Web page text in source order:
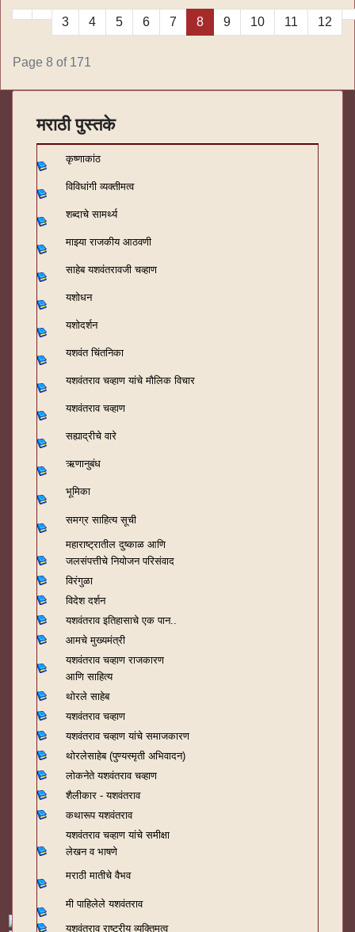
3 4 5 6 7 8 9 10 11 12
Page 8 of 171
मराठी पुस्तके
कृष्णाकांठ
विविधांगी व्यक्तीमत्व
शब्दाचे सामर्थ्य
माझ्या राजकीय आठवणी
साहेब यशवंतरावजी चव्हाण
यशोधन
यशोदर्शन
यशवंत चिंतनिका
यशवंतराव चव्हाण यांचे मौलिक विचार
यशवंतराव चव्हाण
सह्याद्रीचे वारे
ऋणानुबंध
भूमिका
समग्र साहित्य सूची
महाराष्ट्रातील दुष्काळ आणि
जलसंपत्तीचे नियोजन परिसंवाद
विरंगुळा
विदेश दर्शन
यशवंतराव इतिहासाचे एक पान..
आमचे मुख्यमंत्री
यशवंतराव चव्हाण राजकारण
आणि साहित्य
थोरले साहेब
यशवंतराव चव्हाण
यशवंतराव चव्हाण यांचे समाजकारण
थोरलेसाहेब (पुण्यस्मृती अभिवादन)
लोकनेते यशवंतराव चव्हाण
शैलीकार - यशवंतराव
कथारूप यशवंतराव
यशवंतराव चव्हाण यांचे समीक्षा
लेखन व भाषणे
मराठी मातीचे वैभव
मी पाहिलेले यशवंतराव
यशवंतराव राष्ट्रीय व्यक्तिमत्व